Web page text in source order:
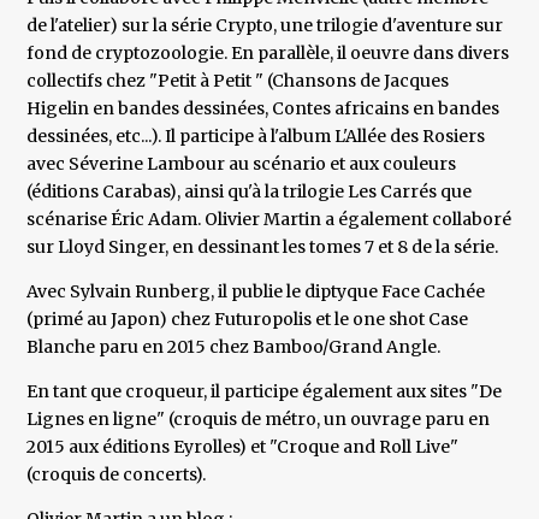
de l'atelier) sur la série Crypto, une trilogie d'aventure sur
fond de cryptozoologie. En parallèle, il oeuvre dans divers
collectifs chez "Petit à Petit " (Chansons de Jacques
Higelin en bandes dessinées, Contes africains en bandes
dessinées, etc...). Il participe à l'album L'Allée des Rosiers
avec Séverine Lambour au scénario et aux couleurs
(éditions Carabas), ainsi qu'à la trilogie Les Carrés que
scénarise Éric Adam. Olivier Martin a également collaboré
sur Lloyd Singer, en dessinant les tomes 7 et 8 de la série.
Avec Sylvain Runberg, il publie le diptyque Face Cachée
(primé au Japon) chez Futuropolis et le one shot Case
Blanche paru en 2015 chez Bamboo/Grand Angle.
En tant que croqueur, il participe également aux sites "De
Lignes en ligne" (croquis de métro, un ouvrage paru en
2015 aux éditions Eyrolles) et "Croque and Roll Live"
(croquis de concerts).